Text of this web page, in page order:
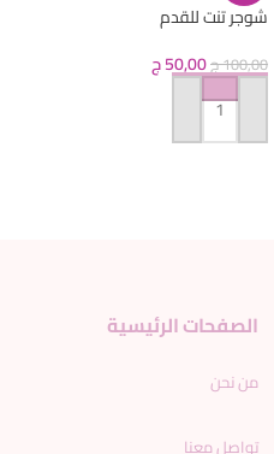
شوجر تنت للقدم
100,00ج50,00ج
إضافة إلى السلة
الصفحات الرئيسية
من نحن
تواصل معنا